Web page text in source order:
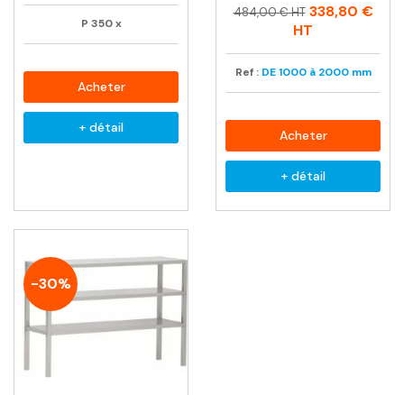
P 350 x
Acheter
+ détail
Prix
Prix
484,00 € HT 338,80 €
HT
Ref : DE 1000 à 2000 mm
Acheter
+ détail
-30%